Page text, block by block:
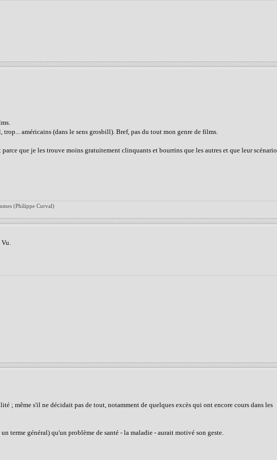
américains (dans le sens grosbill). Bref, pas du tout mon genre de films.
parce que je les trouve moins gratuitement clinquants et bourrins que les autres et que leur scénario
(Philippe Curval)
Vu.
; même s'il ne décidait pas de tout, notamment de quelques excès qui ont encore cours dans les
terme général) qu'un problème de santé - la maladie - aurait motivé son geste.